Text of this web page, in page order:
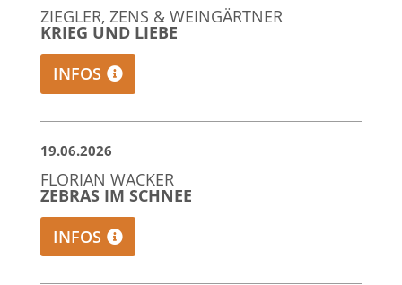
ZIEGLER, ZENS & WEINGÄRTNER
KRIEG UND LIEBE
INFOS
19.06.2026
FLORIAN WACKER
ZEBRAS IM SCHNEE
INFOS